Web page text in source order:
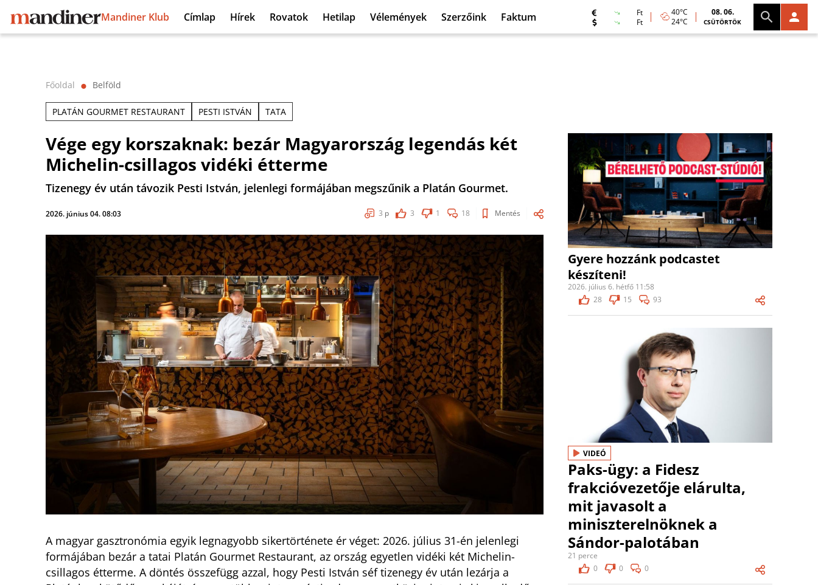
Mandiner Klub Címlap Hírek Rovatok Hetilap Vélemények Szerzőink Faktum
Ft
Ft
40°C
24°C
08. 06.
CSÜTÖRTÖK
Főoldal ⬤ Belföld
PLATÁN GOURMET RESTAURANT PESTI ISTVÁN TATA
Vége egy korszaknak: bezár Magyarország legendás két
Michelin-csillagos vidéki étterme
Tizenegy év után távozik Pesti István, jelenlegi formájában megszűnik a Platán Gourmet.
2026. június 04. 08:03 3 p 3 1 18 Mentés
A magyar gasztronómia egyik legnagyobb sikertörténete ér véget: 2026. július 31-én jelenlegi
formájában bezár a tatai Platán Gourmet Restaurant, az ország egyetlen vidéki két Michelin-
csillagos étterme. A döntés összefügg azzal, hogy Pesti István séf tizenegy év után lezárja a
Gyere hozzánk podcastet
készíteni!
2026. július 6. hétfő 11:58
28
15 93
VIDEÓ
Paks-ügy: a Fidesz
frakcióvezetője elárulta,
mit javasolt a
miniszterelnöknek a
Sándor-palotában
21 perce
0
0 0